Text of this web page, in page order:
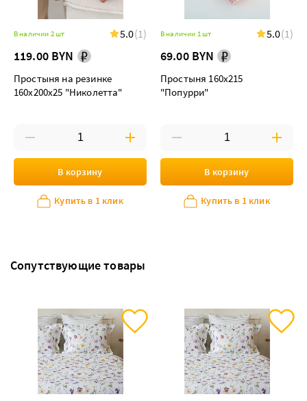
В наличии 2 шт 5.0(1)
119.00 BYN
Простыня на резинке
160х200х25 "Николетта"
В корзину
Купить в 1 клик
В наличии 1 шт 5.0(1)
69.00 BYN
Простыня 160х215
"Попурри"
В корзину
Купить в 1 клик
Сопутствующие товары